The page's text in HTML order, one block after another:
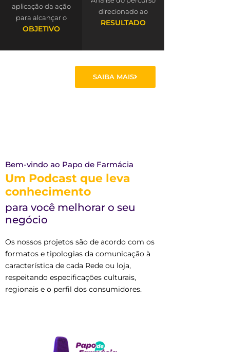
aplicação da ação
para alcançar o
OBJETIVO
direcionado ao
RESULTADO
SAIBA MAIS
Bem-vindo ao Papo de Farmácia
Um Podcast que leva
conhecimento
para você melhorar o seu
negócio
Os nossos projetos são de acordo com os
formatos e tipologias da comunicação à
característica de cada Rede ou loja,
respeitando especificações culturais,
regionais e o perfil dos consumidores.